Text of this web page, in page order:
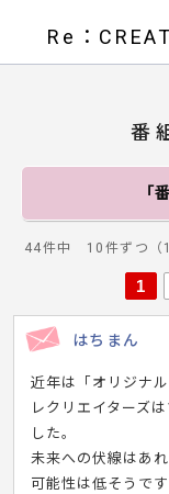
Re：
番
「
44件中 10件ずつ（
1
はちまん
近年は「オリジナ
レクリエイターズ
した。
未来への伏線はあ
可能性は低そうです